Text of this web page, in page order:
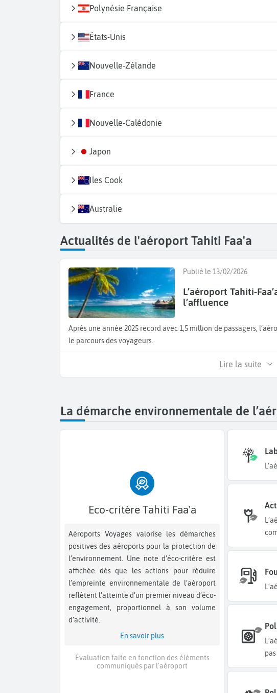
Polynésie Française
États-Unis
Nouvelle-Zélande
France
Nouvelle-Calédonie
Japon
Iles Cook
Australie
Actualités de l'aéroport Tahiti Faa'a
Publié le 13/02/2026
L’aéroport Tahiti-
l’affluence
Après une année 2025 record avec 1,5 million de passagers, l’aéroport investit 2 milliards d'euros pour accélérer
le parcours des voyageurs.
Lire la suite
La démarche environnementale de
Eco-critère Tahiti Faa'a
Aéroports Voyages valorise les démarches
positives des aéroports pour la protection de
l’environnement. Une note d’éco-critère est
affichée dès que les actions pour réduire
l’empreinte environnementale de l’aéroport
reflètent l’atteinte d’un premier niveau d’éco-
engagement, proportionnel à son volume
d’activité.
En savoir plus
Évaluation faite en fonction des éléments
communiqués par l'aéroport
L’aéroport Tahiti Faa'a ne conduit pas d’autres actions pour la préservation de la biodiversité ou ne
L’aéroport Tahiti Faa'a n’a pas de politique de gestion raisonnée des ressources naturelles ou ne communique